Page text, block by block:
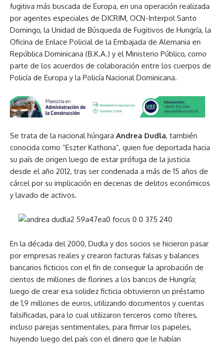
fugitiva más buscada de Europa, en una operación realizada
por agentes especiales de DICRIM, OCN-Interpol Santo
Domingo, la Unidad de Búsqueda de Fugitivos de Hungría, la
Oficina de Enlace Policial de la Embajada de Alemania en
República Dominicana (B.K.A.) y el Ministerio Público, como
parte de los acuerdos de colaboración entre los cuerpos de
Policía de Europa y la Policía Nacional Dominicana.
Se trata de la nacional húngara Andrea Dudla, también
conocida como “Eszter Kathona”, quien fue deportada hacia
su país de origen luego de estar prófuga de la justicia
desde el año 2012, tras ser condenada a más de 15 años de
cárcel por su implicación en decenas de delitos económicos
y lavado de activos.
En la década del 2000, Dudla y dos socios se hicieron pasar
por empresas reales y crearon facturas falsas y balances
bancarios ficticios con el fin de conseguir la aprobación de
cientos de millones de florines a los bancos de Hungría;
luego de crear esa solidez ficticia obtuvieron un préstamo
de 1,9 millones de euros, utilizando documentos y cuentas
falsificadas, para lo cual utilizaron terceros como títeres,
incluso parejas sentimentales, para firmar los papeles,
huyendo luego del país con el dinero que le habían